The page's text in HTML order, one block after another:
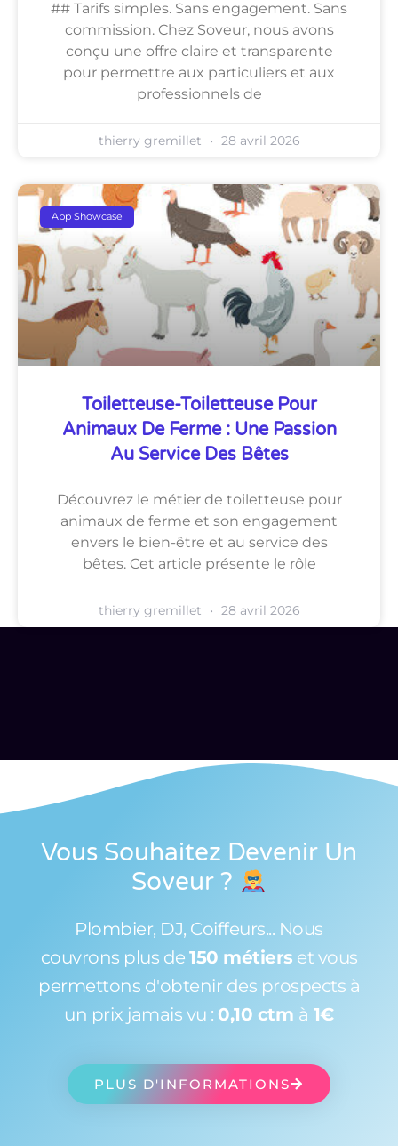
## Tarifs simples. Sans engagement. Sans
commission. Chez Soveur, nous avons
conçu une offre claire et transparente
pour permettre aux particuliers et aux
professionnels de
thierry gremillet 28 avril 2026
App Showcase
Toiletteuse-Toiletteuse Pour
Animaux De Ferme : Une Passion
Au Service Des Bêtes
Découvrez le métier de toiletteuse pour
animaux de ferme et son engagement
envers le bien-être et au service des
bêtes. Cet article présente le rôle
thierry gremillet 28 avril 2026
Vous Souhaitez Devenir Un
Soveur ?
Plombier, DJ, Coiffeurs... Nous
couvrons plus de 150 métiers et vous
permettons d'obtenir des prospects à
un prix jamais vu : 0,10 ctm à 1€
PLUS D'INFORMATIONS